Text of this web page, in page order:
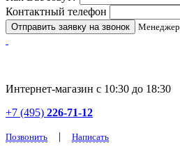
Контактный телефон
Менеджер
Интернет-магазин с 10:30 до 18:30
+7 (495) 226-71-12
Позвонить | Написать